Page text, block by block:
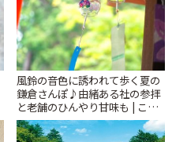
風鈴の音色に誘われて歩く夏の
鎌倉さんぽ♪由緒ある社の参拝
と老舗のひんやり甘味も | こと
りっぷ